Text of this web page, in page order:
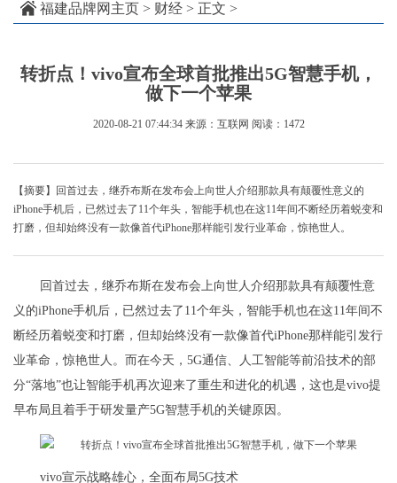
福建品牌网主页 > 财经 > 正文 >
转折点！vivo宣布全球首批推出5G智慧手机，
做下一个苹果
2020-08-21 07:44:34 来源：互联网 阅读：1472
【摘要】回首过去，继乔布斯在发布会上向世人介绍那款具有颠覆性意义的
iPhone手机后，已然过去了11个年头，智能手机也在这11年间不断经历着蜕变和
打磨，但却始终没有一款像首代iPhone那样能引发行业革命，惊艳世人。
回首过去，继乔布斯在发布会上向世人介绍那款具有颠覆性意
义的iPhone手机后，已然过去了11个年头，智能手机也在这11年间不
断经历着蜕变和打磨，但却始终没有一款像首代iPhone那样能引发行
业革命，惊艳世人。而在今天，5G通信、人工智能等前沿技术的部
分“落地”也让智能手机再次迎来了重生和进化的机遇，这也是vivo提
早布局且着手于研发量产5G智慧手机的关键原因。
vivo宣示战略雄心，全面布局5G技术